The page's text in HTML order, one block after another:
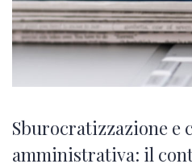
Sburocratizzazione e
amministrativa: il